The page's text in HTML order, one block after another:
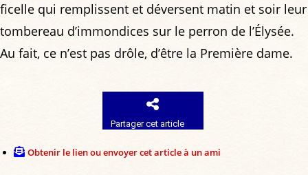
ficelle qui remplissent et déversent matin et soir leur
tombereau d’immondices sur le perron de l’Élysée.
Au fait, ce n’est pas drôle, d’être la Première dame.
Partager cet article
Obtenir le lien ou envoyer cet article à un ami